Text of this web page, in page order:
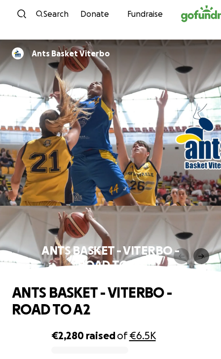
Skip to content
Search Donate Fundraise
Ants Basket Viterbo
ANTS BASKET - VITERBO -
ROAD TO A2
€2,280 raisedof€6.5K
ANTS BASKET - VITERBO -
ROAD TO A2